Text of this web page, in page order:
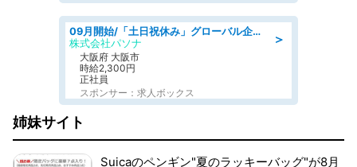
＞
09月開始/「土日祝休み」グローバル企業での産業保健のお仕事/保健師/高時給/残業なし/服装自由
株式会社パソナ
大阪府 大阪市
時給2,300円
正社員
スポンサー：求人ボックス
姉妹サイト
Suicaのペンギン"夏のラッキーバッグ"が8月